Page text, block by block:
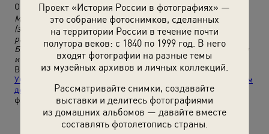
Проект «История России в фотографиях» —
это собрание фотоснимков, сделанных
на территории России в течение почти
полутора веков: с 1840 по 1999 год. В него
входят фотографии на разные темы
из музейных архивов и личных коллекций.
Рассматривайте снимки, создавайте
выставки и делитесь фотографиями
из домашних альбомов — давайте вместе
составлять фотолетопись страны.
О фотографии:
Мария Медведева училась с 1930 года в средней школы № 10
(затем №426) Сталинского района Москвы, которая
располагалась на углу пересечения Зверинецкой и
Борисовской улиц. В 1935 она оканчила 7 классов этой школы
и поступила в политехникум связи им. Подбельского.
Выставка «Фотоальбом защитницы Отечества. Часть 2.
Учиться и работать – все в полную силу. Удивительной во всем
девушке Марии Медведевой посвящается»с этой
фотографией.